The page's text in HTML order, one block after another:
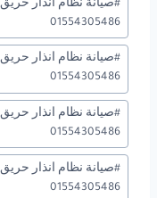
#
01554305486
#
01554305486
#
01554305486
#
01554305486